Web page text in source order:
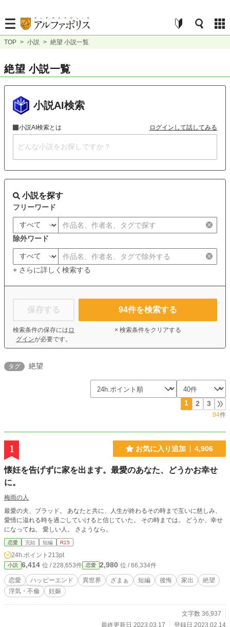
TOP > 小説 > 絶望 小説一覧
絶望 小説一覧
小説AI検索
小説AI検索とは ログインして話してみる
小説を探す
フリーワード
除外ワード
+ さらに詳しく検索する
保存する
検索条件の保存には ロ
グインが必要です。
94件を検索する
× 検索条件をクリアする
タグ 絶望
1 2 3
94件
1 お気に入り追加 4,906
懐妊を告げずに家を出ます。最愛のあなた、どうかお幸せ
に。
梅雨の人
最愛の夫、ブラッド。 あなたと共に、人生が終わるその時まで互いに慈しみ、
愛情に溢れる時を過ごしていけると信じていた。 その時までは。 どうか、幸せ
になってね。 愛しい人。 さようなら。
恋愛 完結 短編 R15
24h.ポイント 213pt
小説 6,414 位 / 228,653件 恋愛 2,980 位 / 66,334件
恋愛 ハッピーエンド 異世界 ざまぁ 短編 後悔 家出
絶望
浮気・不倫
妊娠
文字数 36,937
最終更新日 2023.03.17
登録日 2023.02.14